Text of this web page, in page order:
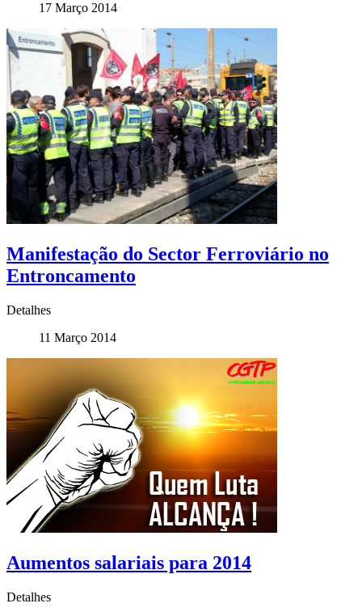
17 Março 2014
Manifestação do Sector Ferroviário no
Entroncamento
Detalhes
11 Março 2014
Aumentos salariais para 2014
Detalhes